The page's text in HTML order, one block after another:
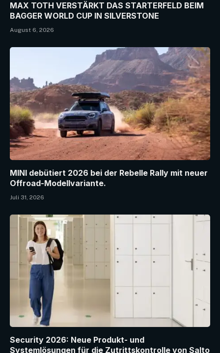
MAX TOTH VERSTÄRKT DAS STARTERFELD BEIM
BAGGER WORLD CUP IN SILVERSTONE
August 6, 2026
MINI debütiert 2026 bei der Rebelle Rally mit neuer
Offroad-Modellvariante.
Juli 31, 2026
Security 2026: Neue Produkt- und
Systemlösungen für die Zutrittskontrolle von Salto